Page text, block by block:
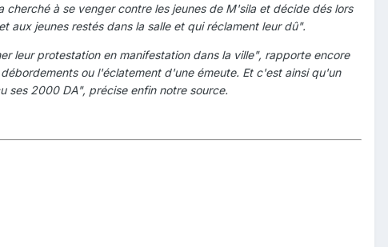
à se venger contre les jeunes de M'sila et décide dés lors
jeunes restés dans la salle et qui réclament leur dû".
leur protestation en manifestation dans la ville", rapporte encore
ou l'éclatement d'une émeute. Et c'est ainsi qu'un
ses 2000 DA", précise enfin notre source.